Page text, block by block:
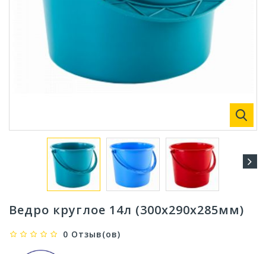
Ведро круглое 14л (300х290х285мм)
0 Отзыв(ов)